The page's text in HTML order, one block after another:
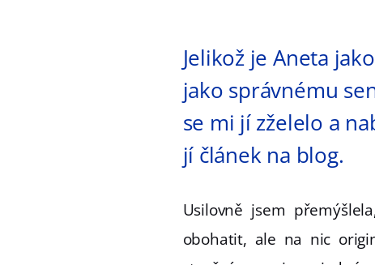
Jelikož je Aneta
jako správnému
se mi jí zželelo a
jí článek na blog.
Usilovně jsem
obohatit, ale na nic